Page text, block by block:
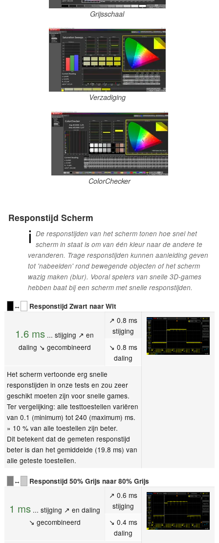
Grijsschaal
Verzadiging
ColorChecker
Responstijd Scherm
ℹ De responstijden van het scherm tonen hoe snel het
scherm in staat is om van één kleur naar de andere te
veranderen. Trage responstijden kunnen aanleiding geven
tot 'nabeelden' rond bewegende objecten of het scherm
wazig maken (blur). Vooral spelers van snelle 3D-games
hebben baat bij een scherm met snelle responstijden.
↔
Responstijd Zwart naar Wit
1.6 ms ... stijging ↗ en
daling ↘ gecombineerd
↗ 0.8 ms
stijging
↘ 0.8 ms
daling
Het scherm vertoonde erg snelle
responstijden in onze tests en zou zeer
geschikt moeten zijn voor snelle games.
Ter vergelijking: alle testtoestellen variëren
van 0.1 (minimum) tot 240 (maximum) ms.
» 10 % van alle toestellen zijn beter.
Dit betekent dat de gemeten responstijd
beter is dan het gemiddelde (19.8 ms) van
alle geteste toestellen.
↔ Responstijd 50% Grijs naar 80% Grijs
1 ms... stijging ↗ en daling
↘ gecombineerd
↗ 0.6 ms
stijging
↘ 0.4 ms
daling